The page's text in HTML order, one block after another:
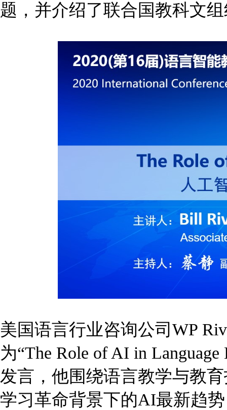
题，并介绍了联合国教科文
美国语言行业咨询公司WP
为“The Role of AI in
发言，他围绕语言教学与教
学习革命背景下的AI最新趋